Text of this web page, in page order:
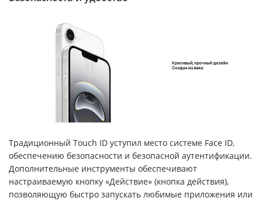
Традиционный Touch ID уступил место системе Face ID,
обеспечению безопасности и безопасной аутентификации.
Дополнительные инструменты обеспечивают
настраиваемую кнопку «Действие» (кнопка действия),
позволяющую быстро запускать любимые приложения или